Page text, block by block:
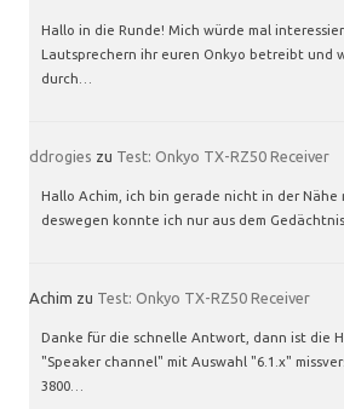
Hallo in die Runde! Mich würde mal
Lautsprechern ihr euren Onkyo betreibt und
durch…
ddrogies zu Test: Onkyo TX-RZ50 Receiver
Hallo Achim, ich bin gerade nicht in der Nähe
deswegen konnte ich nur aus dem
Achim zu Test: Onkyo TX-RZ50 Receiver
Danke für die schnelle Antwort, dann ist die
"Speaker channel" mit Auswahl "6.1.x"
3800…